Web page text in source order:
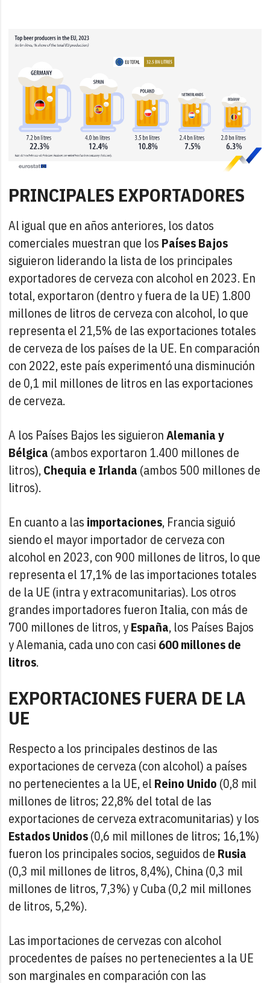
PRINCIPALES EXPORTADORES
Al igual que en años anteriores, los datos
comerciales muestran que los Países Bajos
siguieron liderando la lista de los principales
exportadores de cerveza con alcohol en 2023. En
total, exportaron (dentro y fuera de la UE) 1.800
millones de litros de cerveza con alcohol, lo que
representa el 21,5% de las exportaciones totales
de cerveza de los países de la UE. En comparación
con 2022, este país experimentó una disminución
de 0,1 mil millones de litros en las exportaciones
de cerveza.
A los Países Bajos les siguieronAlemania y
Bélgica (ambos exportaron 1.400 millones de
litros),Chequia e Irlanda (ambos 500 millones de
litros).
En cuanto a las importaciones, Francia siguió
siendo el mayor importador de cerveza con
alcohol en 2023, con 900 millones de litros, lo que
representa el 17,1% de las importaciones totales
de la UE (intra y extracomunitarias). Los otros
grandes importadores fueron Italia, con más de
700 millones de litros, yEspaña, los Países Bajos
y Alemania, cada uno con casi 600 millones de
litros.
EXPORTACIONES FUERA DE LA
UE
Respecto a los principales destinos de las
exportaciones de cerveza (con alcohol) a países
no pertenecientes a la UE, el Reino Unido (0,8 mil
millones de litros; 22,8% del total de las
exportaciones de cerveza extracomunitarias) y los
Estados Unidos(0,6 mil millones de litros; 16,1%)
fueron los principales socios, seguidos de Rusia
(0,3 mil millones de litros, 8,4%), China (0,3 mil
millones de litros, 7,3%) y Cuba (0,2 mil millones
de litros, 5,2%).
Las importaciones de cervezas con alcohol
procedentes de países no pertenecientes a la UE
son marginales en comparación con las